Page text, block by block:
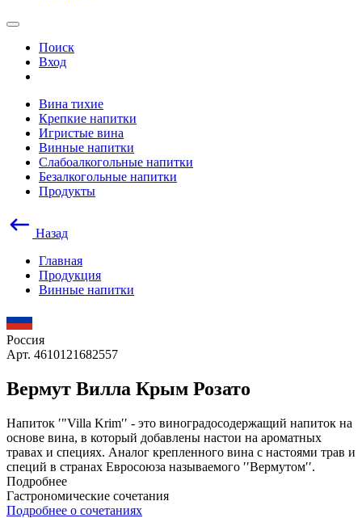
Поиск
Вход
Вина тихие
Крепкие напитки
Игристые вина
Винные напитки
Слабоалкогольные напитки
Безалкогольные напитки
Продукты
Назад
Главная
Продукция
Винные напитки
Россия
Арт. 4610121682557
Вермут Вилла Крым Розато
Напиток ′"Villa Krim′′ - это виноградосодержащий напиток на
основе вина, в который добавлены настои на ароматных
травах и специях. Аналог крепленного вина с настоями трав и
специй в странах Евросоюза называемого ′′Вермутом′′.
Подробнее
Гастрономические сочетания
Подробнее о сочетаниях